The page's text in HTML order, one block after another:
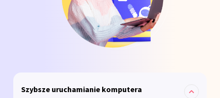
Szybsze uruchamianie komputera